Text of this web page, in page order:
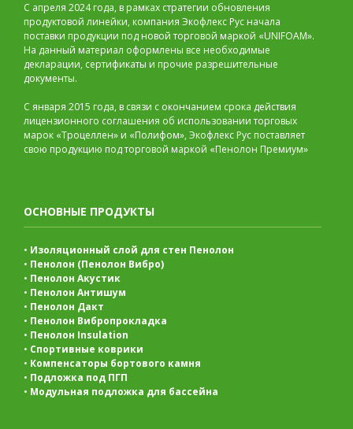
С апреля 2024 года, в рамках стратегии обновления
продуктовой линейки, компания Экофлекс Рус начала
поставки продукции под новой торговой маркой «UNIFOAM».
На данный материал оформлены все необходимые
декларации, сертификаты и прочие разрешительные
документы.
С января 2015 года, в связи с окончанием срока действия
лицензионного соглашения об использовании торговых
марок «Троцеллен» и «Полифом», Экофлекс Рус поставляет
свою продукцию под торговой маркой «Пенолон Премиум»
ОСНОВНЫЕ ПРОДУКТЫ
• Изоляционный слой для стен Пенолон
• Пенолон (Пенолон Вибро)
• Пенолон Акустик
• Пенолон Антишум
• Пенолон Дакт
• Пенолон Вибропрокладка
• Пенолон Insulation
• Спортивные коврики
• Компенсаторы бортового камня
• Подложка под ПГП
• Модульная подложка для бассейна